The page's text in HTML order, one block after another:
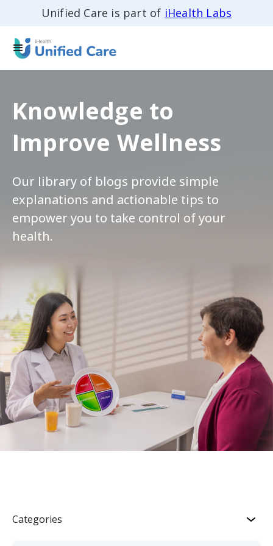
Unified Care is part of iHealth Labs
Knowledge to
Improve Wellness
Our library of blogs provide simple
explanations and actionable tips to
empower you to take control of your
health.
Categories